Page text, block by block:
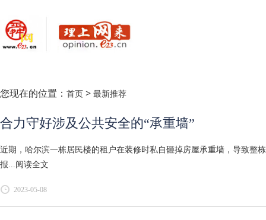
您现在的位置： 首页 > 最新推荐
合力守好涉及公共安全的“承重墙”
近期，哈尔滨一栋居民楼的租户在装修时私自砸掉房屋承重墙，导致整
报... 阅读全文
2023-05-08